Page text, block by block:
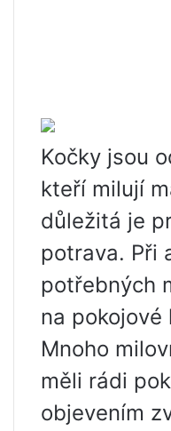
Kočky jsou
kteří milují
důležitá je
potrava. Při
potřebných
na pokojové
Mnoho
měli rádi
objevením